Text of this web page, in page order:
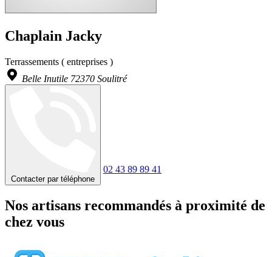
Chaplain Jacky
Terrassements ( entreprises )
Belle Inutile 72370 Soulitré
Contacter par téléphone
02 43 89 89 41
Nos artisans recommandés à proximité de
chez vous